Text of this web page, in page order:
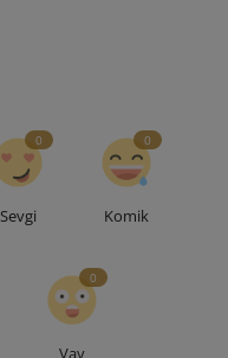
Sevgi
0
Komik
0
Vay
0